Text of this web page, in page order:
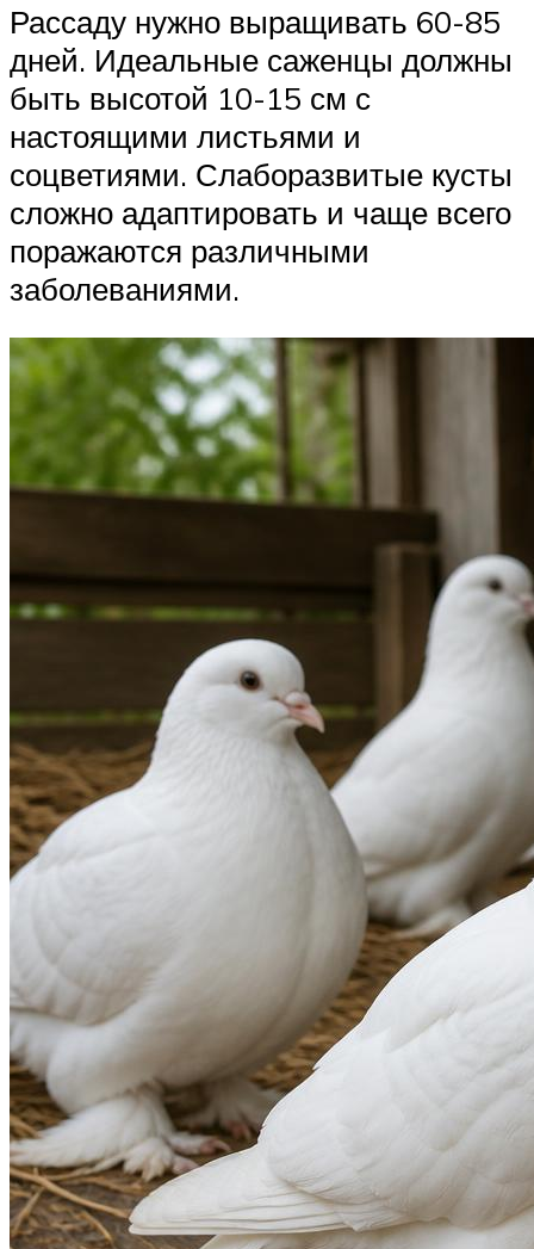
Рассаду нужно выращивать 60-85
дней. Идеальные саженцы должны
быть высотой 10-15 см с
настоящими листьями и
соцветиями. Слаборазвитые кусты
сложно адаптировать и чаще всего
поражаются различными
заболеваниями.